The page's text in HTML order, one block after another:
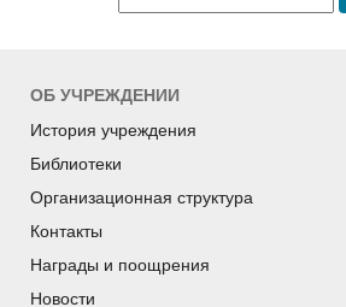
ОБ УЧРЕЖДЕНИИ
История учреждения
Библиотеки
Организационная структура
Контакты
Награды и поощрения
Новости